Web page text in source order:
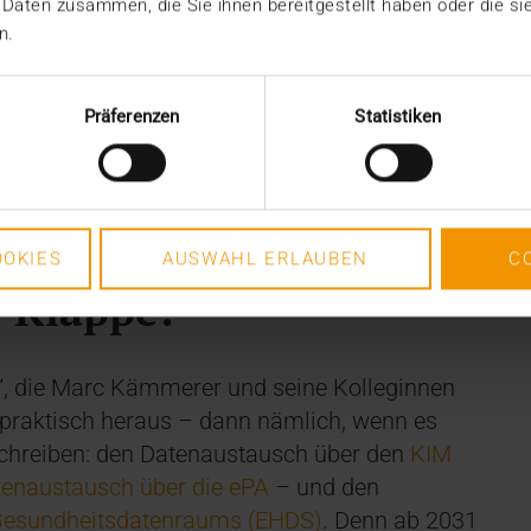
zusammen, die Sie ihnen bereitgestellt haben oder die
Präferenzen Statistiken
AUSWAHL ERLAUBEN
und der Anbieter des DLX-Links. „Um ihr
wir eine automatisierte Kommunikation
arbeitet der von ihm geleitete
(NAR) an der Erweiterung der
werden die Norm insbesondere um
Nutzung von DLX ergänzen.
die Marc Kämmerer und seine Kolleginnen
heraus – dann nämlich, wenn es
den Datenaustausch über den KIM
über die ePA – und den
(EHDS). Denn ab 2031